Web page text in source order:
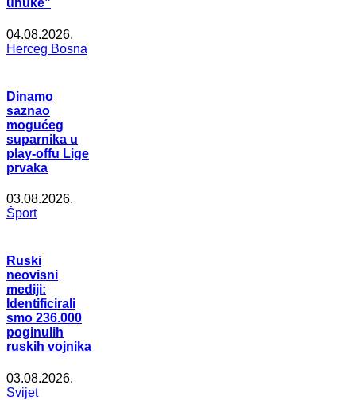
unuke”
04.08.2026.
Herceg Bosna
Dinamo
saznao
mogućeg
suparnika u
play-offu Lige
prvaka
03.08.2026.
Šport
Ruski
neovisni
mediji:
Identificirali
smo 236.000
poginulih
ruskih vojnika
03.08.2026.
Svijet